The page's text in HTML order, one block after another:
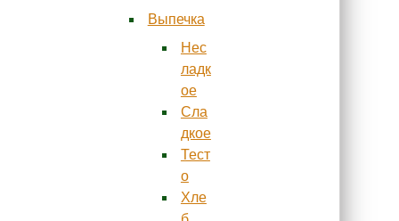
Выпечка
Нес
ладк
ое
Сла
дкое
Тест
о
Хле